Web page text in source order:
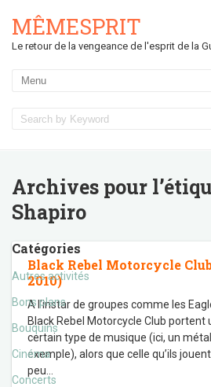
MÊMESPRIT
Le retour de la vengeance de l'esprit de la
Archives pour
Shapiro
Catégories
Autres activités
Bons plans
Bouquins
Cinéma
Concerts
Black Rebel Motorcycle
2010)
A l’instar de groupes comme les
Black Rebel Motorcycle Club portent
certain type de musique (ici, un
exemple), alors que celle qu’ils
peu